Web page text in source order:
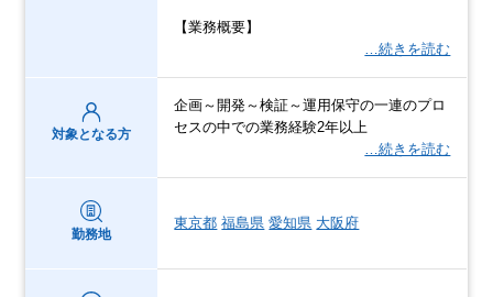
【業務概要】
…続きを読む
対象となる方
企画～開発～検証～運用保守の一連のプロ
セスの中での業務経験2年以上
…続きを読む
勤務地
東京都 福島県 愛知県 大阪府